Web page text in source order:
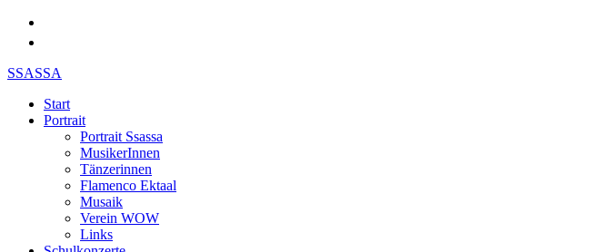
SSASSA
Start
Portrait
Portrait Ssassa
MusikerInnen
Tänzerinnen
Flamenco Ektaal
Musaik
Verein WOW
Links